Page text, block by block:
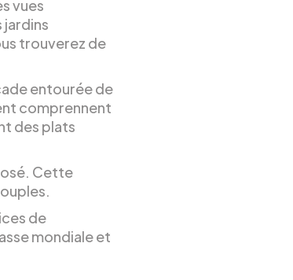
vues
jardins
trouverez de
entourée de
comprennent
des plats
Cette
de
mondiale et